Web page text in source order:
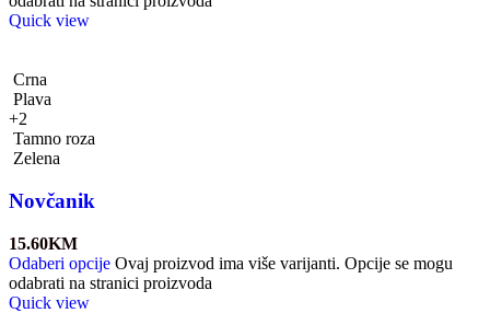
Quick view
Crna
Plava
+2
Tamno roza
Zelena
Novčanik
15.60KM
Odaberi opcije Ovaj proizvod ima više varijanti. Opcije se mogu
odabrati na stranici proizvoda
Quick view